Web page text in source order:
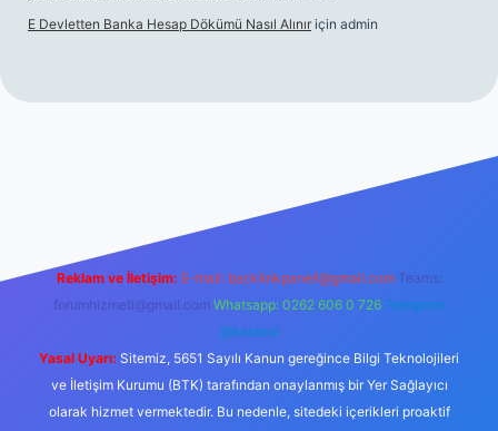
E Devletten Banka Hesap Dökümü Nasıl Alınır için admin
Reklam ve İletişim: E-mail: backlinkpaneli@gmail.com Teams:
forumhizmeti@gmail.com Whatsapp: 0262 606 0 726 Telegram:
@karabul
Yasal Uyarı: Sitemiz, 5651 Sayılı Kanun gereğince Bilgi Teknolojileri
ve İletişim Kurumu (BTK) tarafından onaylanmış bir Yer Sağlayıcı
olarak hizmet vermektedir. Bu nedenle, sitedeki içerikleri proaktif